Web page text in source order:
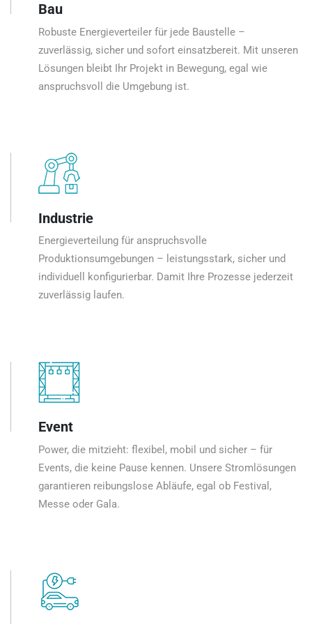
Bau
Robuste Energieverteiler für jede Baustelle –
zuverlässig, sicher und sofort einsatzbereit. Mit unseren
Lösungen bleibt Ihr Projekt in Bewegung, egal wie
anspruchsvoll die Umgebung ist.
Industrie
Energieverteilung für anspruchsvolle
Produktionsumgebungen – leistungsstark, sicher und
individuell konfigurierbar. Damit Ihre Prozesse jederzeit
zuverlässig laufen.
Event
Power, die mitzieht: flexibel, mobil und sicher – für
Events, die keine Pause kennen. Unsere Stromlösungen
garantieren reibungslose Abläufe, egal ob Festival,
Messe oder Gala.